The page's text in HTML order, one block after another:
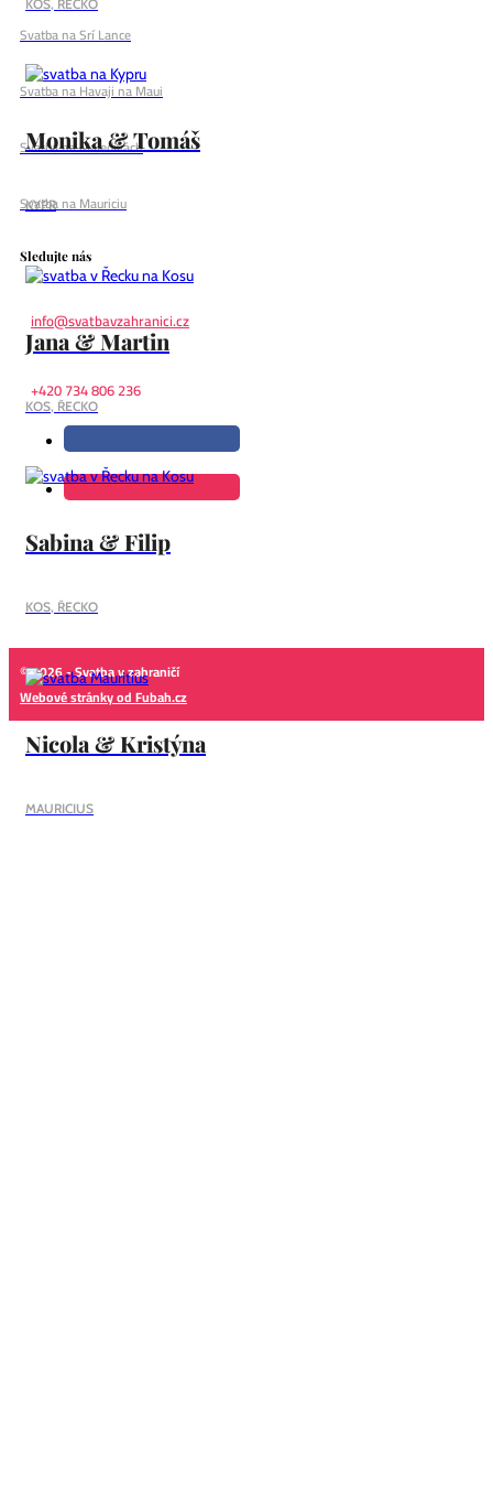
KOS, ŘECKO
Monika & Tomáš
KYPR
Jana & Martin
KOS, ŘECKO
Sabina & Filip
KOS, ŘECKO
Nicola & Kristýna
MAURICIUS
Svatba na Srí Lance
Svatba na Havaji na Maui
Svatba na Maledivách
Svatba na Mauriciu
Sledujte nás
info@svatbavzahranici.cz
+420 734 806 236
© 2026 - Svatba v zahraničí
Webové stránky od Fubah.cz